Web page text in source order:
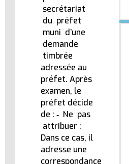
secrétariat
du préfet
muni d’une
demande
timbrée
adressée au
préfet. Après
examen, le
préfet décide
de : ‐ Ne pas
attribuer :
Dans ce cas, il
adresse une
correspondance